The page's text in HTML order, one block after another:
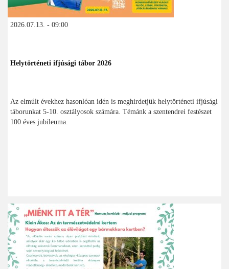
2026.07.13. - 09:00
Helytörténeti ifjúsági tábor 2026
Az elmúlt évekhez hasonlóan idén is meghirdetjük helytörténeti ifjúsági
táborunkat 5-10. osztályosok számára. Témánk a szentendrei festészet
100 éves jubileuma.